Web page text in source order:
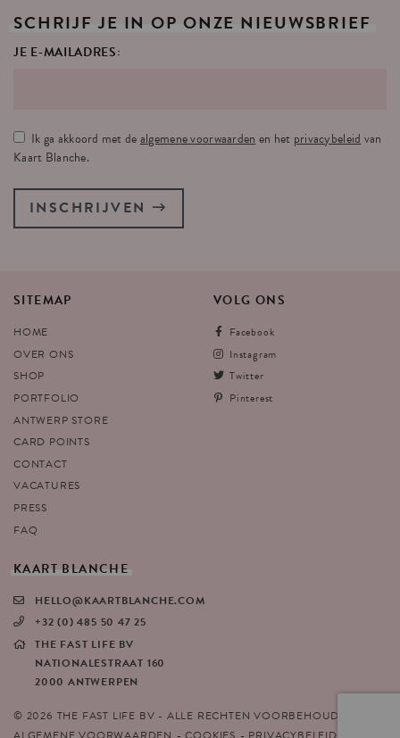
SCHRIJF JE IN OP ONZE NIEUWSBRIEF
JE E-MAILADRES:
Ik ga akkoord met dealgemene voorwaarden en het privacybeleid van
Kaart Blanche.
INSCHRIJVEN
SITEMAP
HOME
OVER ONS
SHOP
PORTFOLIO
ANTWERP STORE
CARD POINTS
CONTACT
VACATURES
PRESS
FAQ
VOLG ONS
Facebook
Instagram
Twitter
Pinterest
KAART BLANCHE
HELLO@KAARTBLANCHE.COM
+32 (0) 485 50 47 25
THE FAST LIFE BV
NATIONALESTRAAT 160
2000 ANTWERPEN
© 2026 THE FAST LIFE BV - ALLE RECHTEN VOORBEHOUDEN